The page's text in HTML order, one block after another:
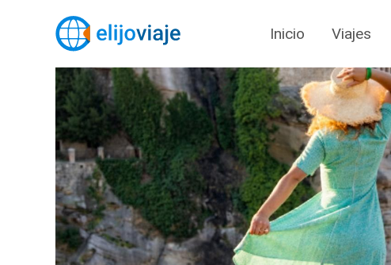
Inicio Viajes